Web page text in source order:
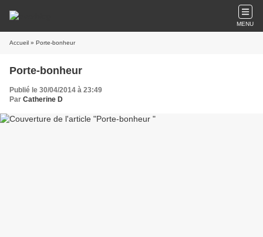
MENU
Accueil » Porte-bonheur
Porte-bonheur
Publié le 30/04/2014 à 23:49
Par Catherine D